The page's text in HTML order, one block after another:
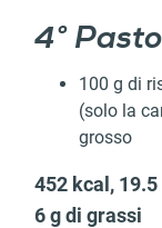
4° Pasto
100 g di
(solo la
grosso
452 kcal,
6 g di grassi